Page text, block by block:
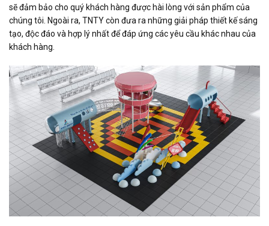
sẽ đảm bảo cho quý khách hàng được hài lòng với sản phẩm của
chúng tôi. Ngoài ra, TNTY còn đưa ra những giải pháp thiết kế sáng
tạo, độc đáo và hợp lý nhất để đáp ứng các yêu cầu khác nhau của
khách hàng.